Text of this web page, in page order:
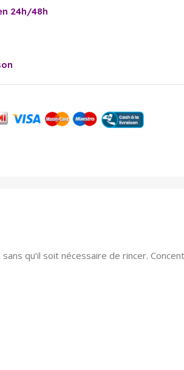
24h/48h
qu’il soit nécessaire de rincer.